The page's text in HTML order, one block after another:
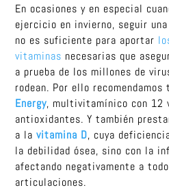
En ocasiones y en especial
ejercicio en invierno, seguir
no es suficiente para aportar
vitaminas necesarias que
a prueba de los millones de
rodean. Por ello
Energy, multivitamínico con 12
antioxidantes. Y también
a lavitamina D, cuya
la debilidad ósea, sino con la
afectando negativamente a
articulaciones.